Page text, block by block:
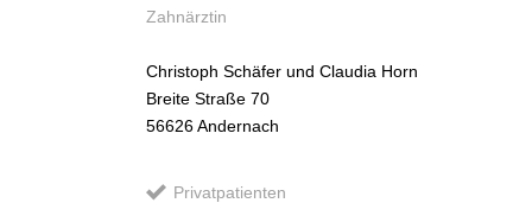
Zahnärztin
Christoph Schäfer und Claudia Horn
Breite Straße 70
56626Andernach
Privatpatienten